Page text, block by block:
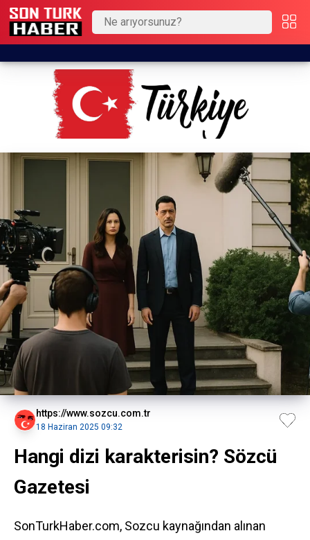
https://www.sozcu.com.tr
18 Haziran 2025 09:32
Hangi dizi karakterisin? Sözcü
Gazetesi
SonTurkHaber.com, Sozcu kaynağından alınan